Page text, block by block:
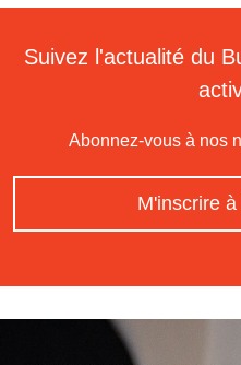
Suivez l'actualité du
Abonnez-vous à nos
M'inscrire